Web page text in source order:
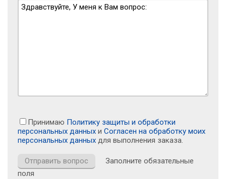
Принимаю Политику защиты и обработки
персональных данных и Согласен на обработку моих
персональных данных для выполнения заказа.
Заполните обязательные
поля